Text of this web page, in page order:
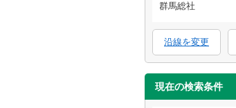
群馬総社
沿線を変更
現在の検索条件